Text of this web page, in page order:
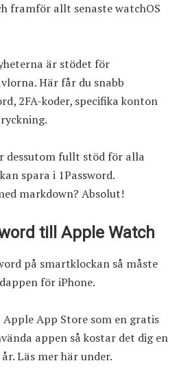
framför allt senaste watchOS
är stödet för
Här får du snabb
2FA-koder, specifika konton
dessutom fullt stöd för alla
spara i 1Password.
markdown? Absolut!
till Apple Watch
på smartklockan så måste
för iPhone.
Apple App Store som en gratis
appen så kostar det dig en
Läs mer här under.